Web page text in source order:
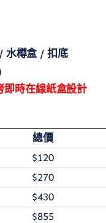
水樽盒 / 扣底
即時在線紙盒設計
總價
$120
$270
$430
$855